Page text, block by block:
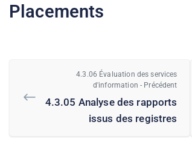
Placements
4.3.06 Évaluation des services
d'information - Précédent
4.3.05 Analyse des rapports
issus des registres